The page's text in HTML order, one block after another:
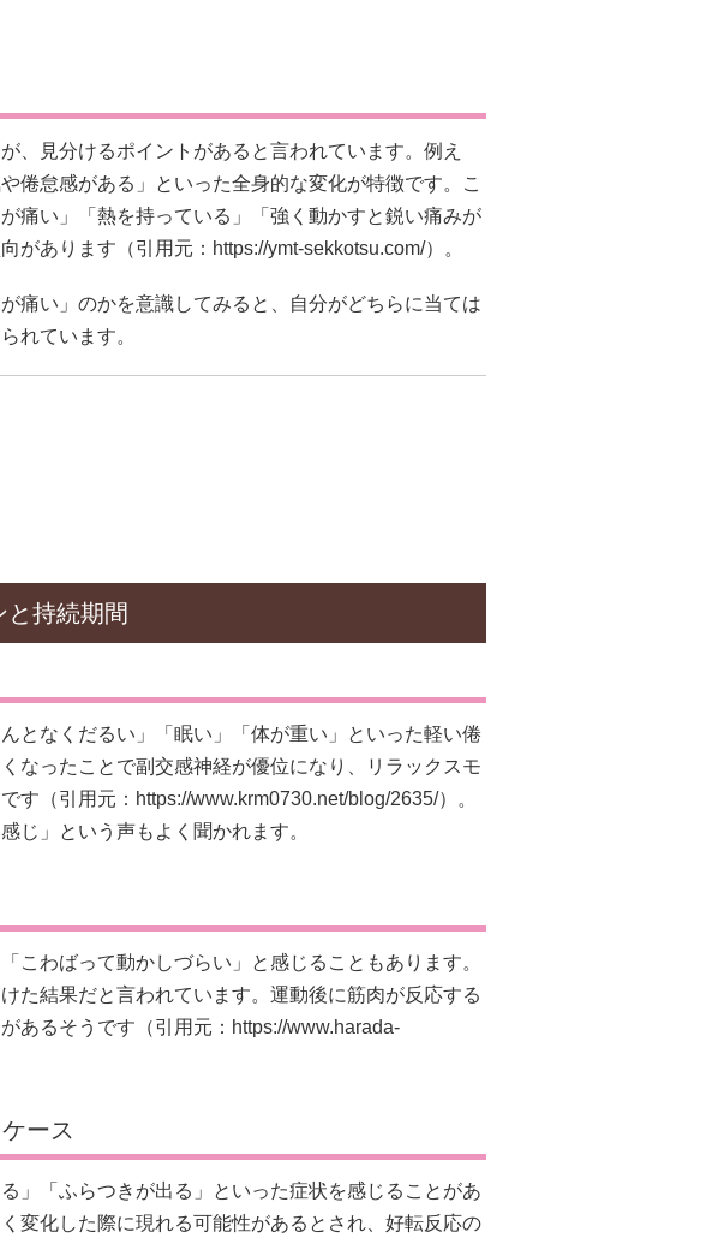
、見分けるポイントがあると言われています。例え
倦怠感がある」といった全身的な変化が特徴です。こ
痛い」「熱を持っている」「強く動かすと鋭い痛みが
があります（引用元： https://ymt-sekkotsu.com/）。
痛い」のかを意識してみると、自分がどちらに当ては
れています。
と持続期間
となくだるい」「眠い」「体が重い」といった軽い倦
なったことで副交感神経が優位になり、リラックスモ
す（引用元： https://www.krm0730.net/blog/2635/）。
じ」という声もよく聞かれます。
こわばって動かしづらい」と感じることもあります。
た結果だと言われています。運動後に筋肉が反応する
あるそうです（引用元： https://www.harada-
ース
」「ふらつきが出る」といった症状を感じることがあ
変化した際に現れる可能性があるとされ、好転反応の